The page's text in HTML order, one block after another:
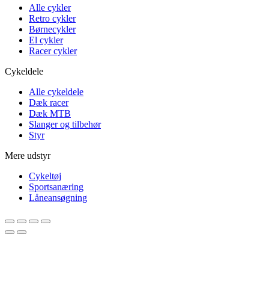
Alle cykler
Retro cykler
Børnecykler
El cykler
Racer cykler
Cykeldele
Alle cykeldele
Dæk racer
Dæk MTB
Slanger og tilbehør
Styr
Mere udstyr
Cykeltøj
Sportsanæring
Låneansøgning